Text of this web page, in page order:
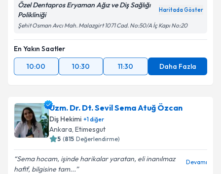
Özel Dentapros Eryaman Ağız ve Diş Sağlığı
Polikliniği
Haritada Göster
Şehit Osman Avcı Mah. Malazgirt 1071 Cad. No:50/A İç Kapı No:20
En Yakın Saatler
10:00
10:30 11:30 Daha Fazla
Uzm. Dr. Dt. Sevil Sema Atuğ Özcan
Diş Hekimi +1diğer
Ankara, Etimesgut
5 (815 Değerlendirme)
Sema hocam, işinde harikalar yaratan, eli inanılmaz
hafif, bilgisine tam...
Devamı